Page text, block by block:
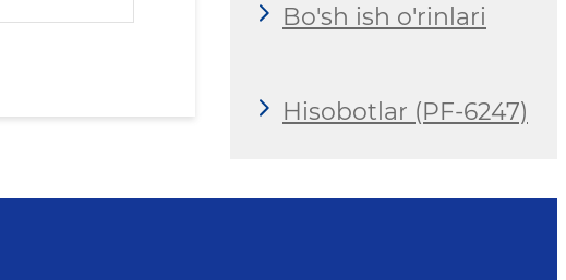
Bo'sh ish o'rinlari
Hisobotlar (PF-6247)